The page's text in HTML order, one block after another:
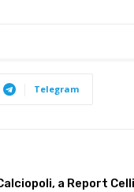
Telegram
a Report